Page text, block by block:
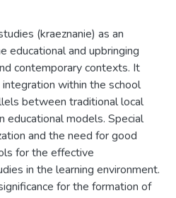
(kraeznanie) as an
educational and upbringing
contemporary contexts. It
within the school
between traditional local
educational models. Special
and the need for good
for the effective
in the learning environment.
for the formation of